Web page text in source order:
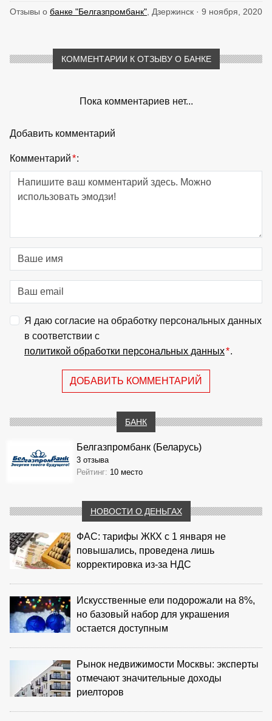
Отзывы о банке "Белгазпромбанк" , Дзержинск · 9 ноября, 2020
КОММЕНТАРИИ К ОТЗЫВУ О БАНКЕ
Пока комментариев нет...
Добавить комментарий
Комментарий*:
Я даю согласие на обработку персональных данных
в соответствии с
политикой обработки персональных данных*.
ДОБАВИТЬ КОММЕНТАРИЙ
БАНК
Белгазпромбанк (Беларусь)
3 отзыва
Рейтинг: 10 место
НОВОСТИ О ДЕНЬГАХ
ФАС: тарифы ЖКХ с 1 января не
повышались, проведена лишь
корректировка из‑за НДС
Искусственные ели подорожали на 8%,
но базовый набор для украшения
остается доступным
Рынок недвижимости Москвы: эксперты
отмечают значительные доходы
риелторов